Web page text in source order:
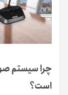
چرا سیستم
است؟